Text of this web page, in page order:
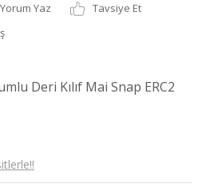
Yorum Yaz
Tavsiye Et
Deri Kılıf Mai Snap ERC2